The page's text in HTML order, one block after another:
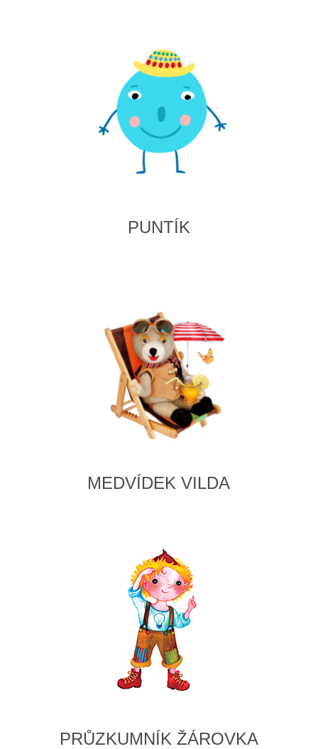
PUNTÍK
MEDVÍDEK VILDA
PRŮZKUMNÍK ŽÁROVKA